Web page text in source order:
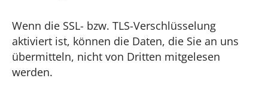
Wenn die SSL- bzw. TLS-Verschlüsselung
aktiviert ist, können die Daten, die Sie an uns
übermitteln, nicht von Dritten mitgelesen
werden.